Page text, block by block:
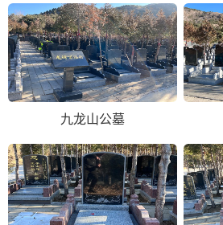
九龙山公墓